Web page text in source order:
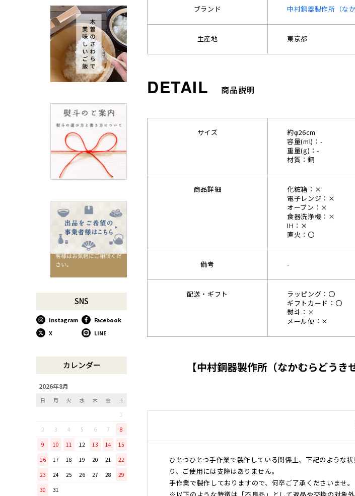
方
棕櫚箒と江戸箒の違い NEW
江戸箒の特徴 NEW
棕櫚箒の特徴 NEW
箒で見直す暮らしの基
準
NEW
ノスタルジックな肥前びーど
SUSgalleryと過ごす至福の時
千切りピーラーで仕込んでみ
星座マグでくつろぎのひとと
コーヒーミルで格別な1杯を
味わう
行平鍋があればたいていのこ
とは大丈夫。
馬毛歯ブラシがオススメな理
お祝い事に欠かせない「ミニ
使い込んで育てる道具、卵焼
き鍋
リンゴのための魅せるナイフ
『pomme』
「毎日納豆を食べていま
てほしい山只華陶苑の納豆鉢
調理から盛り付けまでこなす
「寿 菜箸」は、とても優秀
作所のペティナイフ「ゆり
ミニパンのお手入れ方法
ミニパン（大）で料理を楽し
SNS
Instagram
Facebook
X
LINE
カレンダー
2026年8月
日 月 火 水 木 金
土
1
2
3 4 5 6 7
8
9
10 11 12 13 14
15
16
17 18 19 20 21
22
23
24 25 26 27 28
29
30
31
ブランド 中村銅器製作所（な
生産地 東京都
商品説明
サイズ
約φ26cm
容量(ml)：-
重量(g)：-
材質：銅
商品詳細
化粧箱：×
電子レンジ：×
オーブン：×
食器洗浄機：×
IH：×
直火：〇
備考 -
配送・ギフト
ラッピング：〇
ギフトカード：〇
熨斗：×
メール便：×
【中村銅器製作所（なかむらどう
ひとつひとつ手作業で製作している関係上、下記のような
り、ご使用には支障はありません。
手作業で製作しておりますので、何卒ご了承くださいませ。